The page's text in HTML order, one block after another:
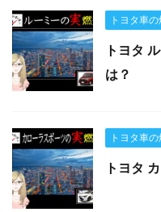
トヨタ車
トヨタ
は？
トヨタ車
トヨタ